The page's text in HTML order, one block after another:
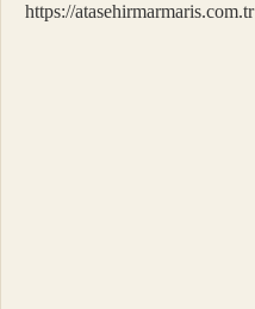
https://atasehirmarmaris.com.tr